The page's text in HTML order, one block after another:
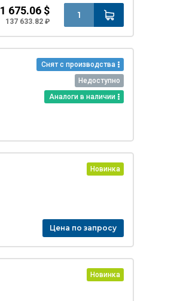
1 675.06 $
137 633.82 ₽
Снят с производства
Недоступно
Аналоги в наличии
Новинка
Цена по запросу
Новинка